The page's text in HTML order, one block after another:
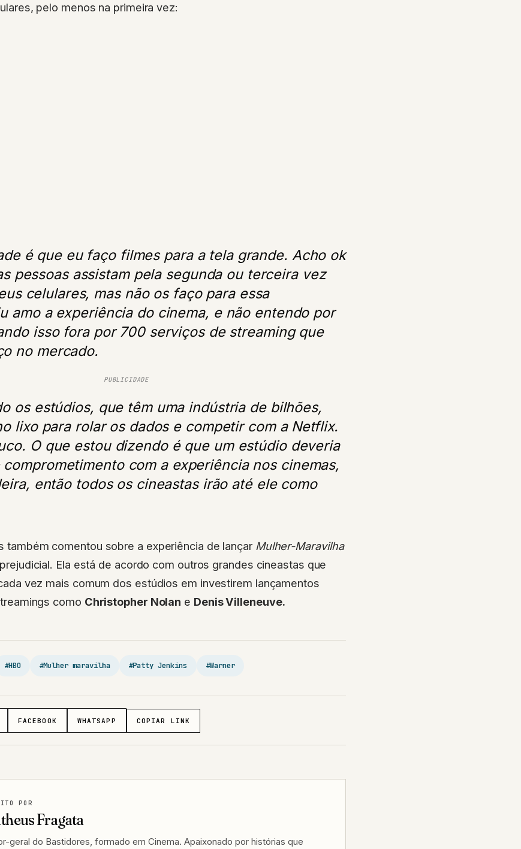
pelo menos na primeira vez:
pessoas assistam pela segunda ou terceira vez
celulares, mas não os faço para essa
amo a experiência do cinema, e não entendo por
isso fora por 700 serviços de streaming que
no mercado.
lixo para rolar os dados e competir com a Netflix.
O que estou dizendo é que um estúdio deveria
com a experiência nos cinemas,
então todos os cineastas irão até ele como
Ela está de acordo com outros grandes cineastas que
vez mais comum dos estúdios em investirem lançamentos
comoChristopher Nolan eDenis Villeneuve.
FACEBOOK WHATSAPP COPIAR LINK
Fragata
geral do Bastidores, formado em Cinema. Apaixonado por histórias que
Contato: matheus@nosbastidores.com.br